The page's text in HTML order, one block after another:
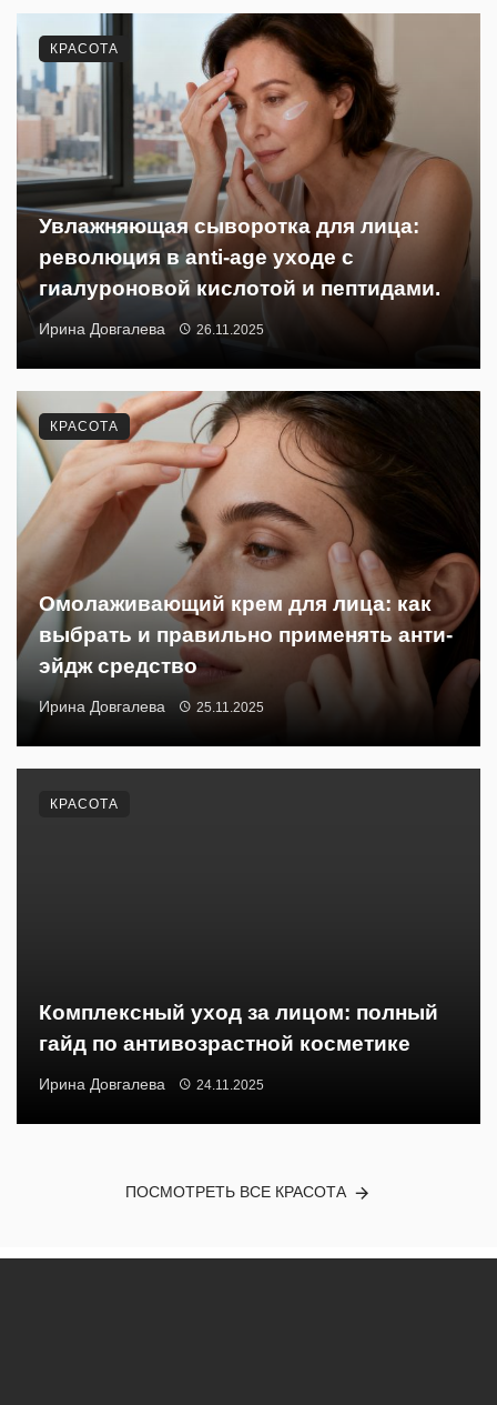
Увлажняющая сыворотка для лица:
революция в anti-age уходе с
гиалуроновой кислотой и пептидами.
Ирина Довгалева 26.11.2025
КРАСОТА
Омолаживающий крем для лица: как
выбрать и правильно применять анти-
эйдж средство
Ирина Довгалева 25.11.2025
КРАСОТА
Комплексный уход за лицом: полный
гайд по антивозрастной косметике
Ирина Довгалева 24.11.2025
КРАСОТА
ПОСМОТРЕТЬ ВСЕ КРАСОТА